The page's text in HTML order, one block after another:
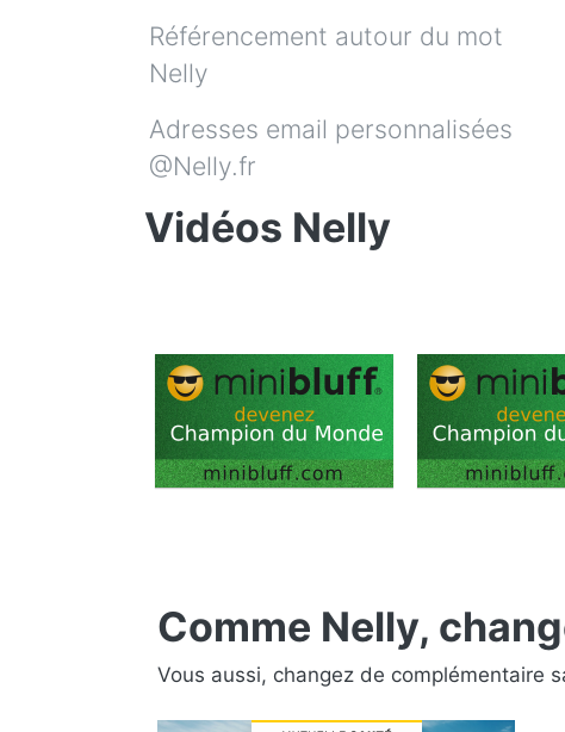
Référencement autour du mot
Nelly
Adresses email personnalisées
@Nelly.fr
Vidéos Nelly
Comme Nelly,
Vous aussi, changez de complémentaire